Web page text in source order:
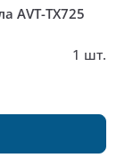
AVT-TX725
1 шт.